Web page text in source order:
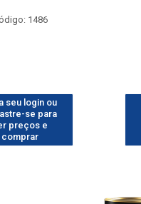
1486
seu login ou
se para
preços e
comprar